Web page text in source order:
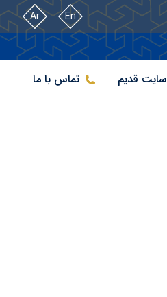
En
Ar
سایت قدیم تماس با ما